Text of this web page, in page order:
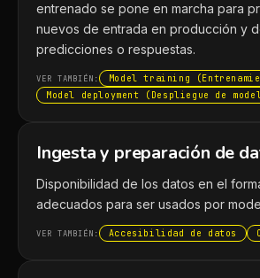
entrenado se pone en marcha para
nuevos de entrada en producción y
predicciones o respuestas.
VER TAMBIÉN:
Model training
Model deployment (Despliegue de
Ingesta y preparación de
Disponibilidad de los datos en el
adecuados para ser usados por
VER TAMBIÉN: Accesibilidad de datos